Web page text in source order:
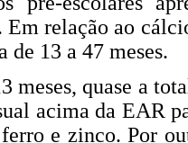
relação ao
de 13 a 47 meses.
meses, quase a
acima da EAR
e zinco. Por